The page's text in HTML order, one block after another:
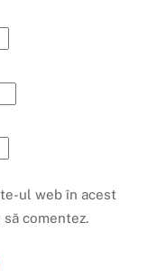
ul web în acest
comentez.